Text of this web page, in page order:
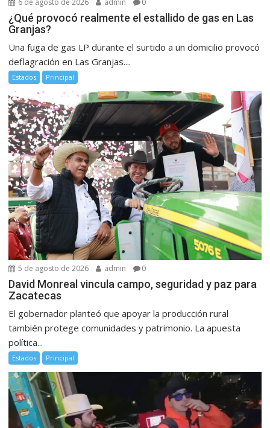
6 de agosto de 2026 admin 0
¿Qué provocó realmente el estallido de gas en Las
Granjas?
Una fuga de gas LP durante el surtido a un domicilio provocó
deflagración en Las Granjas....
Estados Principal
5 de agosto de 2026 admin 0
David Monreal vincula campo, seguridad y paz para
Zacatecas
El gobernador planteó que apoyar la producción rural
también protege comunidades y patrimonio. La apuesta
política...
Estados Principal